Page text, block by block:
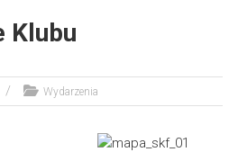
Klubu
Wydarzenia